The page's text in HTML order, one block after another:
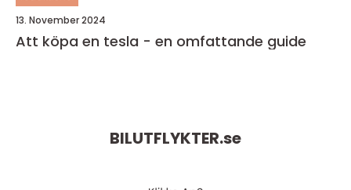
13. November 2024
Att köpa en tesla - en omfattande guide
BILUTFLYKTER.se